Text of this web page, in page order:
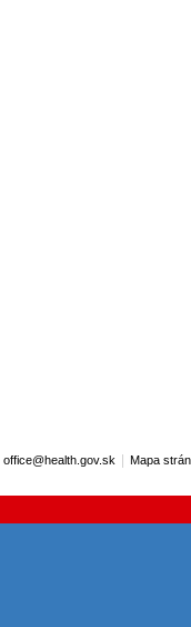
office@health.gov.sk Mapa